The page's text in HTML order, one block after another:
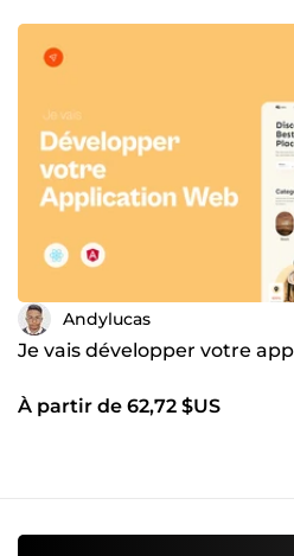
Andylucas
Je vais développer votre
À partir de 62,72 $US